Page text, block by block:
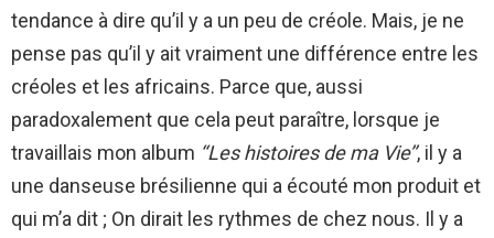
tendance à dire qu’il y a un peu de créole. Mais, je ne
pense pas qu’il y ait vraiment une différence entre les
créoles et les africains. Parce que, aussi
paradoxalement que cela peut paraître, lorsque je
travaillais mon album ‘‘Les histoires de ma Vie’’, il y a
une danseuse brésilienne qui a écouté mon produit et
qui m’a dit ; On dirait les rythmes de chez nous. Il y a